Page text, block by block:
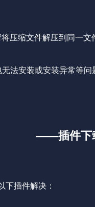
压缩文件解压到同一文
法安装或安装异常等问
——插件
下插件解决：